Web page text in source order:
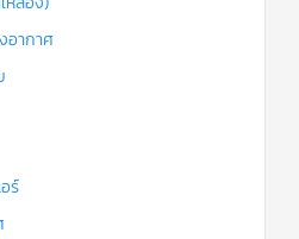
อากาศ
ร์